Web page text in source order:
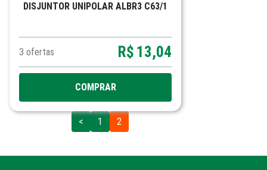
DISJUNTOR UNIPOLAR ALBR3 C63/1
3 ofertas R$ 13,04
COMPRAR
< 1 2